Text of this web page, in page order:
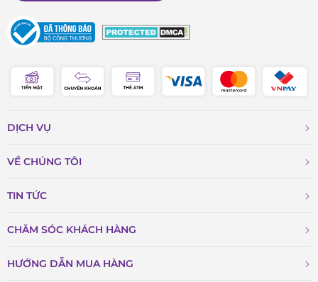
DỊCH VỤ
VỀ CHÚNG TÔI
TIN TỨC
CHĂM SÓC KHÁCH HÀNG
HƯỚNG DẪN MUA HÀNG